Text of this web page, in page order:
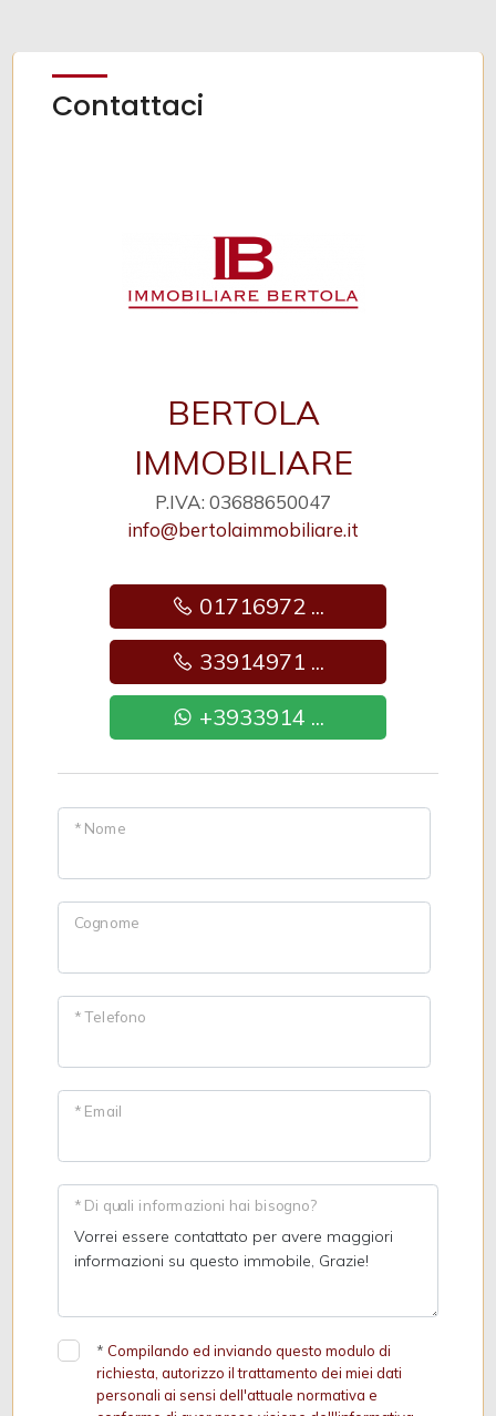
Contattaci
BERTOLA
IMMOBILIARE
P.IVA: 03688650047
info@bertolaimmobiliare.it
01716972 ...
33914971 ...
+3933914 ...
* Nome
Cognome
* Telefono
* Email
* Di quali informazioni hai bisogno?
* Compilando ed inviando questo modulo di
richiesta, autorizzo il trattamento dei miei dati
personali ai sensi dell'attuale normativa e